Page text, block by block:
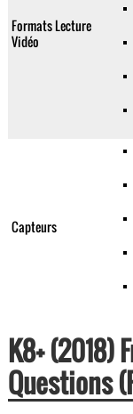
Formats Lecture
Vidéo
Capteurs
K8+ (2018)
Questions